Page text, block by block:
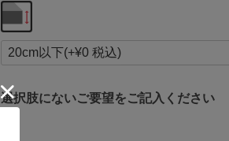
(
必
須
)
選択肢にないご要望をご記入ください